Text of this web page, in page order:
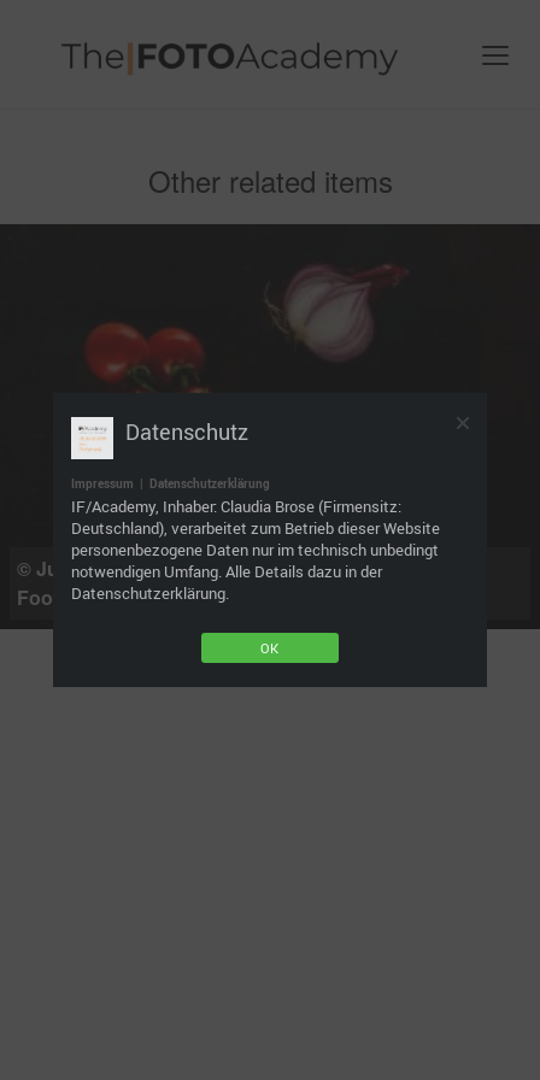
Other related items
© Jule Sagnak | SommerAkademie 2018 |
Foodfotografie Workshop
Datenschutz
Impressum | Datenschutzerklärung
IF/Academy, Inhaber: Claudia Brose (Firmensitz:
Deutschland), verarbeitet zum Betrieb dieser Website
personenbezogene Daten nur im technisch unbedingt
notwendigen Umfang. Alle Details dazu in der
Datenschutzerklärung.
OK